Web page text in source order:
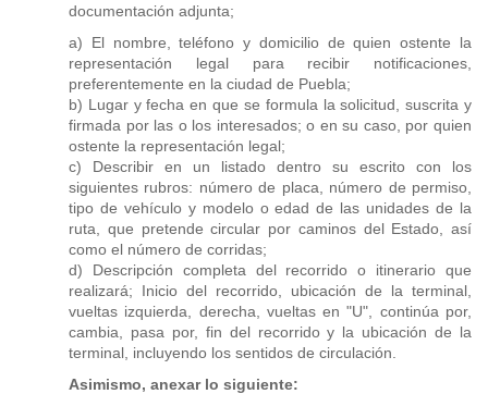
documentación adjunta;
a) El nombre, teléfono y domicilio de quien ostente la
representación legal para recibir notificaciones,
preferentemente en la ciudad de Puebla;
b) Lugar y fecha en que se formula la solicitud, suscrita y
firmada por las o los interesados; o en su caso, por quien
ostente la representación legal;
c) Describir en un listado dentro su escrito con los
siguientes rubros: número de placa, número de permiso,
tipo de vehículo y modelo o edad de las unidades de la
ruta, que pretende circular por caminos del Estado, así
como el número de corridas;
d) Descripción completa del recorrido o itinerario que
realizará; Inicio del recorrido, ubicación de la terminal,
vueltas izquierda, derecha, vueltas en "U", continúa por,
cambia, pasa por, fin del recorrido y la ubicación de la
terminal, incluyendo los sentidos de circulación.
Asimismo, anexar lo siguiente: